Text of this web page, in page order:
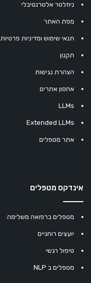
ניוזלטר אלטרנטיבלי
מפת האתר
תנאי שימוש ומדיניות פרטיות
תקנון
הצהרת נגישות
אחסון אתרים
LLMs
Extended LLMs
אתר מטפלים
אינדקס מטפלים
מטפלים ברפואה משלימה
יועצים רוחניים
טיפול רגשי
מטפלים ב NLP